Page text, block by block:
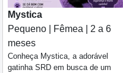
Mystica
Pequeno | Fêmea | 2 a 6
meses
Conheça Mystica, a adorável
gatinha SRD em busca de um